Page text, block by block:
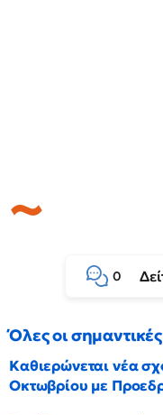
0
Όλες οι
Καθιερώνεται νέα
Οκτωβρίου με